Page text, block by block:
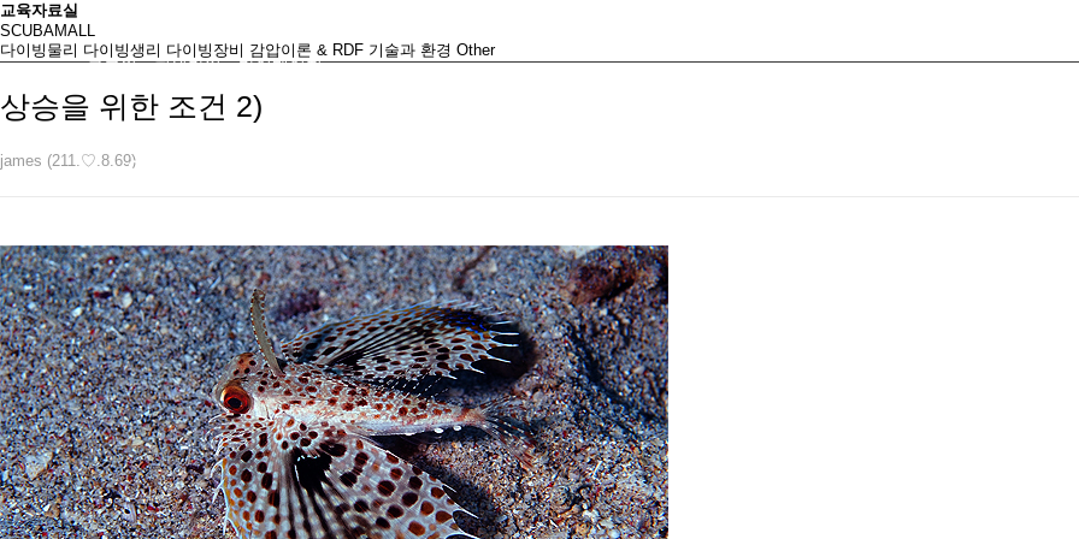
로그인 회원가입 마이페이지
인천스쿠버
교육자료실
SCUBAMALL
다이빙물리 다이빙생리 다이빙장비 감압이론 & RDF 기술과 환경 Other
상승을 위한 조건 2)
james (211.♡.8.69)